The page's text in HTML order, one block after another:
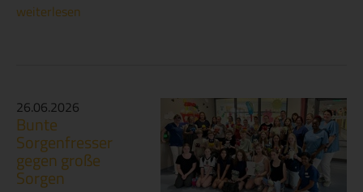
weiterlesen
26.06.2026
Bunte
Sorgenfresser
gegen große
Sorgen